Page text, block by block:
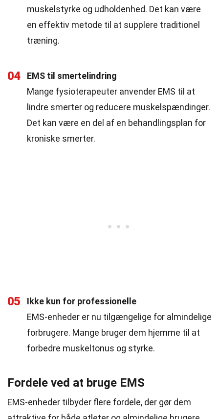
muskelstyrke og udholdenhed. Det kan være
en effektiv metode til at supplere traditionel
træning.
04
EMS til smertelindring
Mange fysioterapeuter anvender EMS til at
lindre smerter og reducere muskelspændinger.
Det kan være en del af en behandlingsplan for
kroniske smerter.
05
Ikke kun for professionelle
EMS-enheder er nu tilgængelige for almindelige
forbrugere. Mange bruger dem hjemme til at
forbedre muskeltonus og styrke.
Fordele ved at bruge EMS
EMS-enheder tilbyder flere fordele, der gør dem